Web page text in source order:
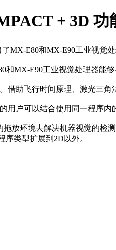
+ 3D 功
了MX-E80和MX-E90工业视觉
MX-E90工业视觉处理器能够
助飞行时间原理、激光三角
用户可以结合使用同一程序
放环境去解决机器视觉的
类型扩展到2D以外。